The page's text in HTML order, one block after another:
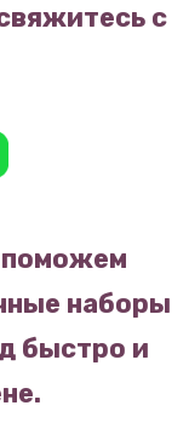
с
наборы
быстро и